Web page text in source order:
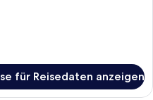
für Reisedaten anzeigen